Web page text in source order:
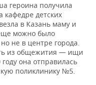
героина получила
кафедре детских
в Казань маму и
можно было
не в центре города.
из общежития — ищи
она отправилась
поликлинику №5.